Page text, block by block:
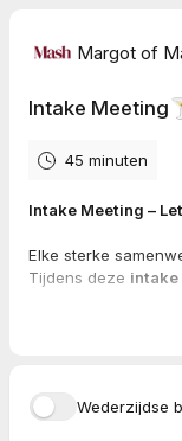
Margot of
Intake
45 minuten
Intake Meeting –
Elke sterke
Tijdens deze intake
Wederzijdse